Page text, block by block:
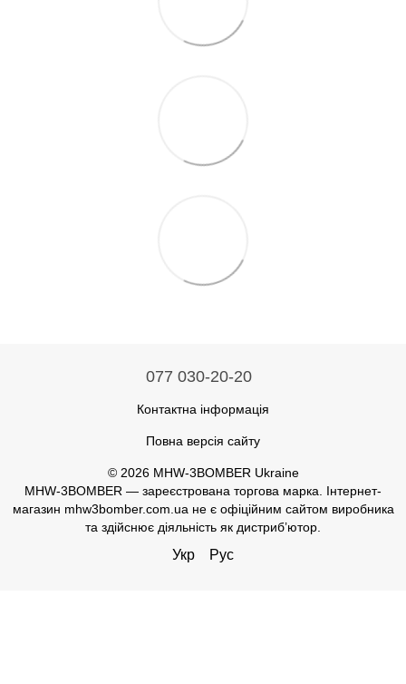
077 030-20-20
Контактна інформація
Повна версія сайту
© 2026 MHW-3BOMBER Ukraine
MHW-3BOMBER — зареєстрована торгова марка. Інтернет-
магазин mhw3bomber.com.ua не є офіційним сайтом виробника
та здійснює діяльність як дистриб’ютор.
Укр Рус